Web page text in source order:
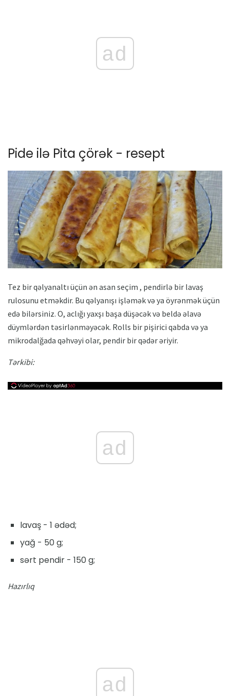
ad
Pide ilə Pita çörək - resept
Tez bir qəlyanaltı üçün ən asan seçim , pendirlə bir lavaş
rulosunu etməkdir. Bu qəlyanışı işləmək və ya öyrənmək üçün
edə bilərsiniz. O, aclığı yaxşı başa düşəcək və beldə əlavə
düymlərdən təsirlənməyəcək. Rolls bir pişirici qabda və ya
mikrodalğada qəhvəyi olar, pendir bir qədər əriyir.
Tərkibi:
ad
lavaş - 1 ədəd;
yağ - 50 g;
sərt pendir - 150 g;
Hazırlıq
ad